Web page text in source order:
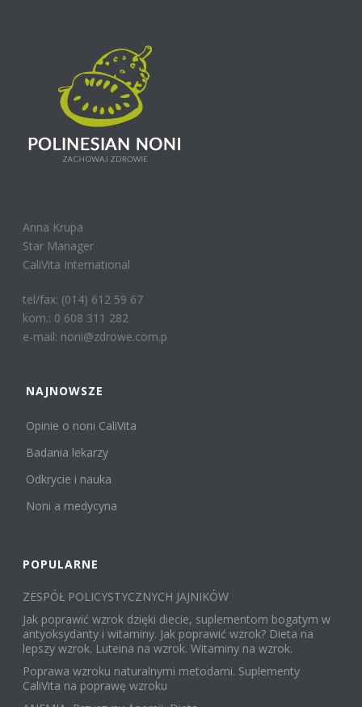
Anna Krupa
Star Manager
CaliVita International
tel/fax: (014) 612 59 67
kom.: 0 608 311 282
e-mail: noni@zdrowe.com.p
NAJNOWSZE
Opinie o noni CaliVita
Badania lekarzy
Odkrycie i nauka
Noni a medycyna
POPULARNE
ZESPÓŁ POLICYSTYCZNYCH JAJNIKÓW
Jak poprawić wzrok dzięki diecie, suplementom bogatym w
antyoksydanty i witaminy. Jak poprawić wzrok? Dieta na
lepszy wzrok. Luteina na wzrok. Witaminy na wzrok.
Poprawa wzroku naturalnymi metodami. Suplementy
CaliVita na poprawę wzroku